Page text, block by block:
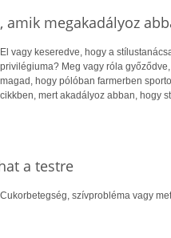
amik megakadályoz
El vagy keseredve, hogy a
privilégiuma? Meg vagy róla
magad, hogy pólóban farmerben
cikkben, mert akadályoz abban, hogy
a testre
Cukorbetegség, szívprobléma vagy